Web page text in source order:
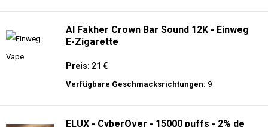
Al Fakher Crown Bar Sound 12K - Einweg
E-Zigarette
Preis: 21 €
Verfügbare Geschmacksrichtungen: 9
ELUX - CyberOver - 15000 puffs - 2% de